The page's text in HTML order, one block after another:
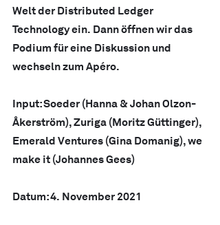
Welt der Distributed Ledger
Technology ein. Dann öffnen wir das
Podium für eine Diskussion und
wechseln zum Apéro.
Input: Soeder (Hanna & Johan Olzon-
Åkerström), Zuriga (Moritz Güttinger),
Emerald Ventures (Gina Domanig), we
make it (Johannes Gees)
Datum: 4. November 2021